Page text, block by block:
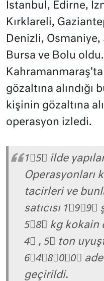
İstanbul, Edirne,
Kırklareli,
Denizli, Osmaniye,
Bursa ve Bolu
gözaltına alındığı
kişinin gözaltına
operasyon izledi.
1⃣5⃣ ilde
Operasyonları
tacirleri ve
satıcısı
5⃣8⃣ kg kokain
4⃣ , 5⃣ ton
6⃣4⃣8⃣0⃣0⃣
geçirildi.